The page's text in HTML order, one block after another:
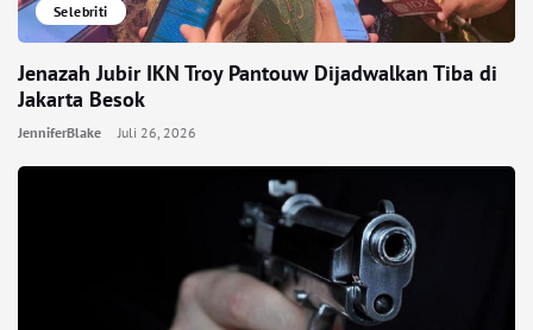
Selebriti
Jenazah Jubir IKN Troy Pantouw Dijadwalkan Tiba di
Jakarta Besok
JenniferBlake Juli 26, 2026